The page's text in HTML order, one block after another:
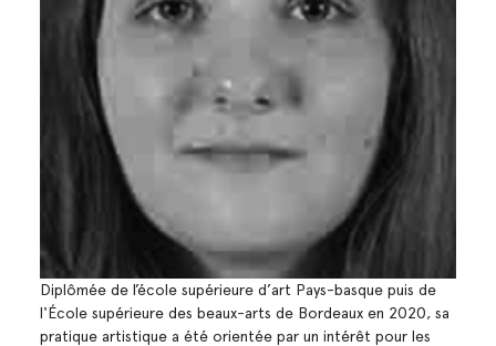
Diplômée de l’école supérieure d’art Pays-basque puis de
l'École supérieure des beaux-arts de Bordeaux en 2020, sa
pratique artistique a été orientée par un intérêt pour les